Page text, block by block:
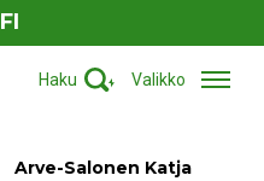
FI
Haku Valikko
Arve-Salonen Katja